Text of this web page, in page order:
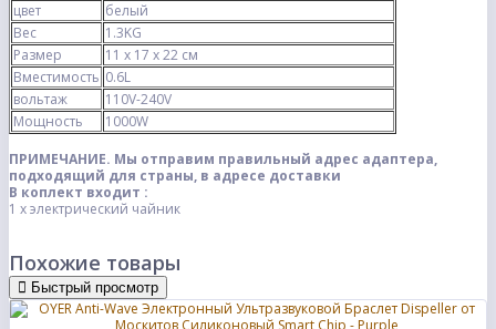
цвет
белый
Вес
1.3KG
Размер
11 х 17 х 22 см
Вместимость 0.6L
вольтаж
110V-240V
Мощность
1000W
ПРИМЕЧАНИЕ. Мы отправим правильный адрес адаптера,
подходящий для страны, в адресе доставки
В коплект входит :
1 х электрический чайник
Похожие товары
Быстрый просмотр